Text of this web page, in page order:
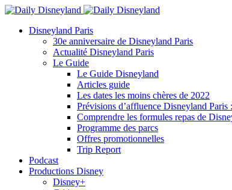
Disneyland Paris
30e anniversaire de Disneyland Paris
Actualité Disneyland Paris
Le Guide
Le Guide Disneyland
Articles guide
Les dates les moins chères de 2022
Prévisions d’affluence Disneyland
Comprendre les formules repas de
Programme des parcs
Offres promotionnelles
Trip Report
Podcast
Productions Disney
Disney+